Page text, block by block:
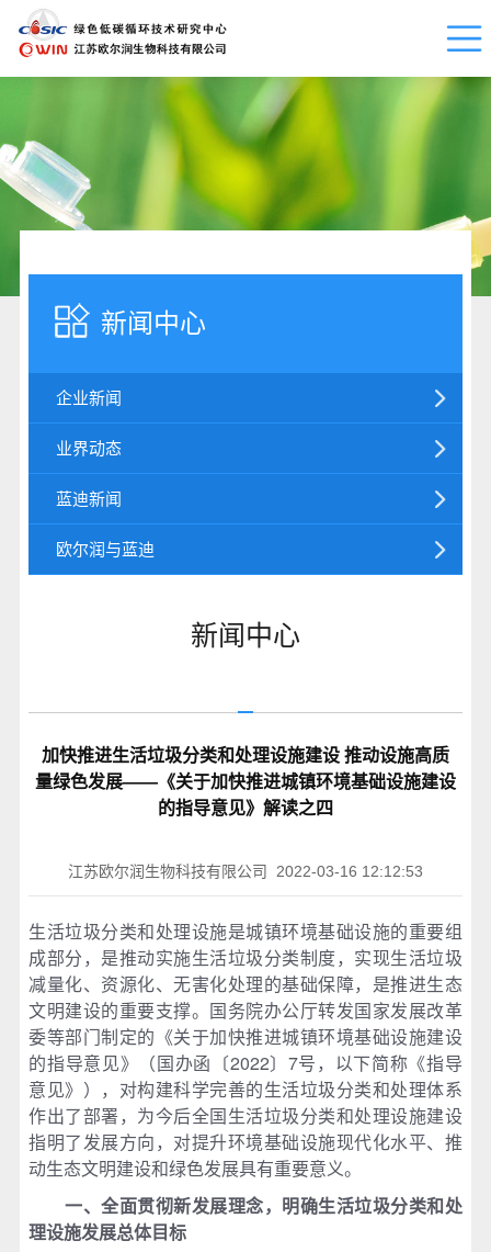
新闻中心
企业新闻
业界动态
蓝迪新闻
欧尔润与蓝迪
新闻中心
加快推进生活垃圾分类和处理设施建设 推动设施高质
量绿色发展——《关于加快推进城镇环境基础设施建设
的指导意见》解读之四
江苏欧尔润生物科技有限公司 2022-03-16 12:12:53
生活垃圾分类和处理设施是城镇环境基础设施的重要组
成部分，是推动实施生活垃圾分类制度，实现生活垃圾
减量化、资源化、无害化处理的基础保障，是推进生态
文明建设的重要支撑。国务院办公厅转发国家发展改革
委等部门制定的《关于加快推进城镇环境基础设施建设
的指导意见》（国办函〔2022〕7号，以下简称《指导
意见》），对构建科学完善的生活垃圾分类和处理体系
作出了部署，为今后全国生活垃圾分类和处理设施建设
指明了发展方向，对提升环境基础设施现代化水平、推
动生态文明建设和绿色发展具有重要意义。
一、全面贯彻新发展理念，明确生活垃圾分类和处
理设施发展总体目标